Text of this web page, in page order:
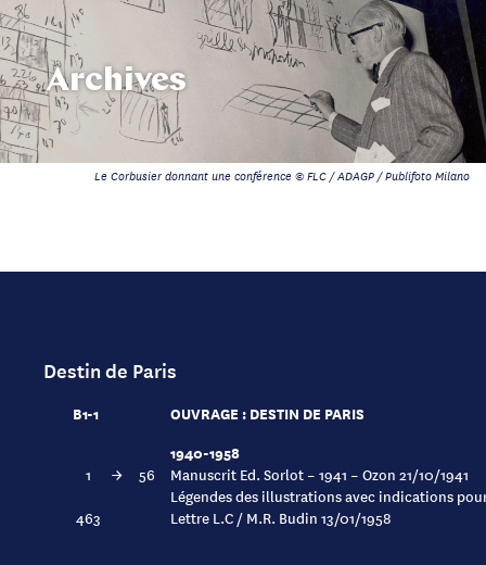
Archives
Le Corbusier donnant une conférence © FLC / ADAGP / Publifoto Milano
Destin de Paris
B1-1
OUVRAGE : DESTIN DE PARIS
1940-1958
1 → 56
Manuscrit Ed. Sorlot – 1941 – Ozon 21/10/1941
Légendes des illustrations avec indications
463
Lettre L.C / M.R. Budin 13/01/1958